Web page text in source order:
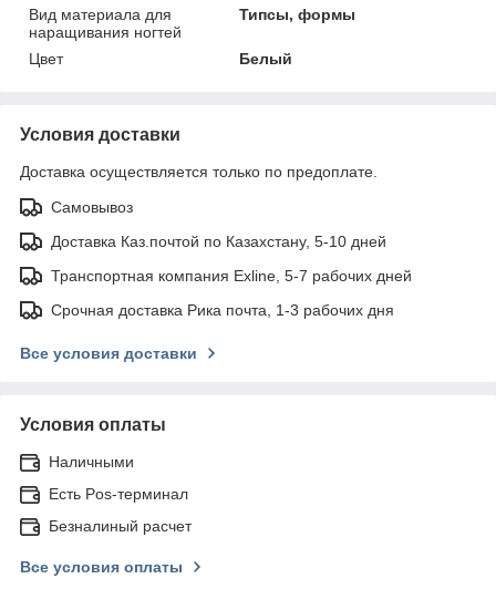
Вид материала для
наращивания ногтей
Типсы, формы
Цвет Белый
Условия доставки
Доставка осуществляется только по предоплате.
Самовывоз
Доставка Каз.почтой по Казахстану, 5-10 дней
Транспортная компания Exline, 5-7 рабочих дней
Срочная доставка Рика почта, 1-3 рабочих дня
Все условия доставки
Условия оплаты
Наличными
Есть Pos-терминал
Безналиный расчет
Все условия оплаты